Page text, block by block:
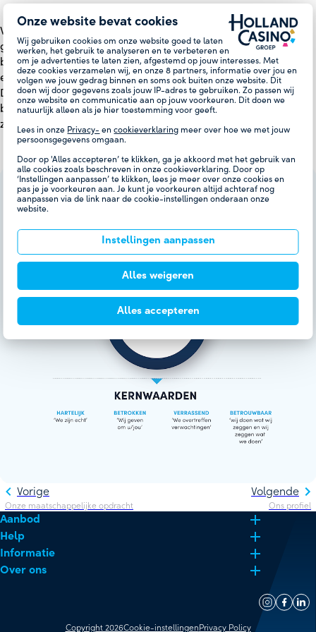
Onze website bevat cookies
Wij gebruiken cookies om onze website goed te laten
werken, het gebruik te analyseren en te verbeteren en
om je advertenties te laten zien, afgestemd op jouw interesses. Met
deze cookies verzamelen wij, en onze8 partners, informatie over jou en
volgen we jouw gedrag binnen en soms ook buiten onze website. Dit
doen wij door gegevens zoals jouw IP-adres te gebruiken. Zo passen wij
onze website en communicatie aan op jouw voorkeuren. Dit doen we
natuurlijk alleen als je hier toestemming voor geeft.
Lees in onze Privacy- encookieverklaring meer over hoe we met jouw
persoonsgegevens omgaan.
Door op 'Alles accepteren’ te klikken, ga je akkoord met het gebruik van
alle cookies zoals beschreven in onze cookieverklaring. Door op
‘Instellingen aanpassen’ te klikken, lees je meer over onze cookies en
pas je je voorkeuren aan. Je kunt je voorkeuren altijd achteraf nog
aanpassen via de link naar de cookie-instellingen onderaan onze
website.
Instellingen aanpassen
Alles weigeren
Alles accepteren
Wij bouwen aan duurzame, persoonlijke relaties met onze
gasten. Het vertrouwen van onze gasten staat voor ons
bovenaan. Daarom blijven wij voortdurend inzetten op veilig
en verantwoord spel binnen een bijzondere totaalbeleving.
Dit betekent dat we zorgen voor een beschermde omgeving,
betrouwbaar verloop van het spel, duidelijke regels en
zorgvuldige begeleiding.
Volgende
Ons profiel
Vorige
Onze maatschappelijke opdracht
Aanbod
Help
Informatie
Over ons
Copyright 2026Cookie-instellingen Privacy Policy